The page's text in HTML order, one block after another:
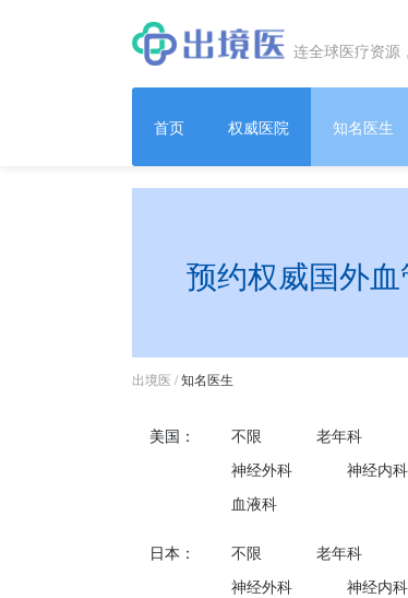
连全球医疗资源
首页 权威医院 知名医生
预约权威国外
出境医 /知名医生
美国： 不限 老年科
神经外科
神经内科
血液科
日本： 不限 老年科
神经外科
神经内科